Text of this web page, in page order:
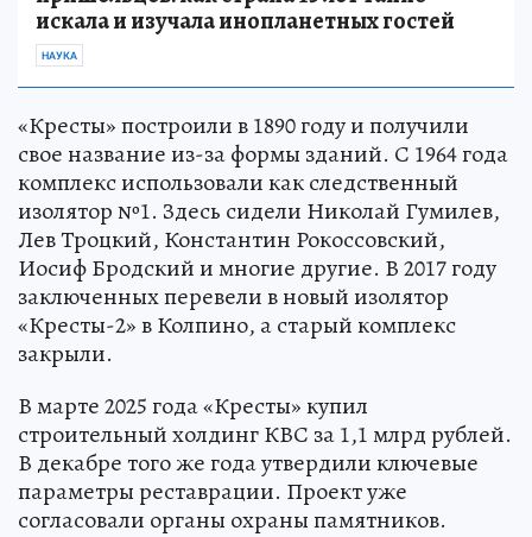
искала и изучала инопланетных гостей
НАУКА
«Кресты» построили в 1890 году и получили
свое название из-за формы зданий. С 1964 года
комплекс использовали как следственный
изолятор №1. Здесь сидели Николай Гумилев,
Лев Троцкий, Константин Рокоссовский,
Иосиф Бродский и многие другие. В 2017 году
заключенных перевели в новый изолятор
«Кресты-2» в Колпино, а старый комплекс
закрыли.
В марте 2025 года «Кресты» купил
строительный холдинг КВС за 1,1 млрд рублей.
В декабре того же года утвердили ключевые
параметры реставрации. Проект уже
согласовали органы охраны памятников.